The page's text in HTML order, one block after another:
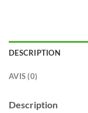
DESCRIPTION
AVIS (0)
Description